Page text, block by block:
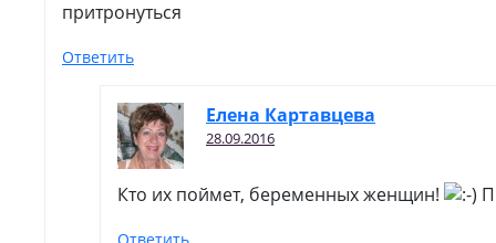
притронуться
Ответить
Елена Картавцева
28.09.2016
Кто их поймет, беременных женщин!